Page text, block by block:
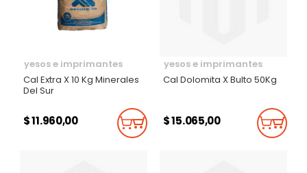
yesos e imprimantes
Cal Extra X 10 Kg Minerales
Del Sur
$ 11.960,00 Añadir Al Carrito
yesos e imprimantes
Cal Dolomita X Bulto 50Kg
$ 15.065,00